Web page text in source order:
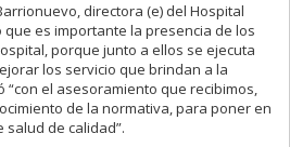
directora (e) del Hospital
es importante la presencia de los
porque junto a ellos se ejecuta
los servicio que brindan a la
“con el asesoramiento que recibimos,
de la normativa, para poner en
salud de calidad”.